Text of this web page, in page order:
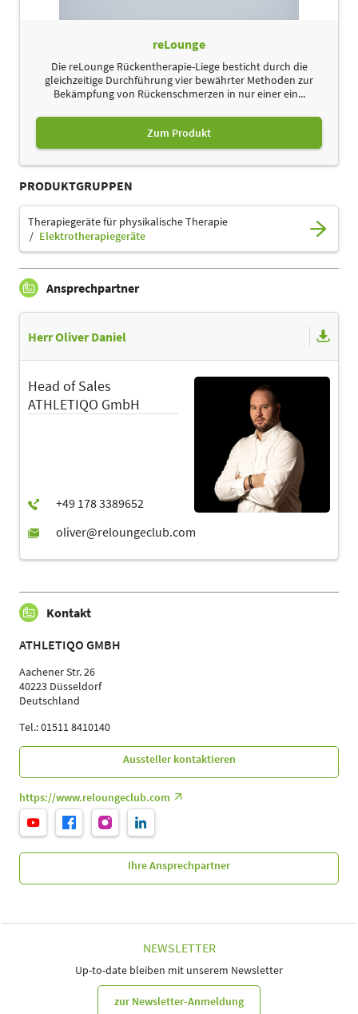
reLounge
Die reLounge Rückentherapie-Liege besticht durch die
gleichzeitige Durchführung vier bewährter Methoden zur
Bekämpfung von Rückenschmerzen in nur einer ein...
Zum Produkt
PRODUKTGRUPPEN
Therapiegeräte für physikalische Therapie
Elektrotherapiegeräte
Ansprechpartner
Herr Oliver Daniel
Head of Sales
ATHLETIQO GmbH
Kontakt
ATHLETIQO GMBH
Aachener Str. 26
40223 Düsseldorf
Deutschland
Tel.: 01511 8410140
Aussteller kontaktieren
https://www.reloungeclub.com
Ihre Ansprechpartner
NEWSLETTER
Up-to-date bleiben mit unserem Newsletter
zur Newsletter-Anmeldung